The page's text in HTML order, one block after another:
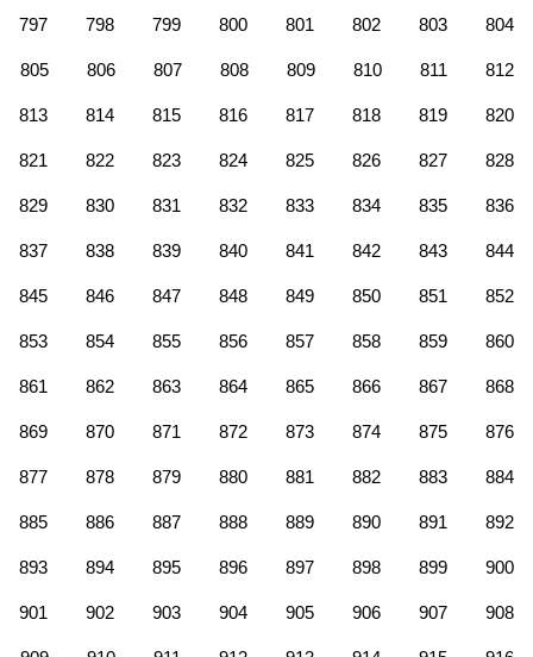
797 798 799 800 801 802 803 804
805 806 807 808 809 810 811 812
813 814 815 816 817 818 819 820
821 822 823 824 825 826 827 828
829 830 831 832 833 834 835 836
837 838 839 840 841 842 843 844
845 846 847 848 849 850 851 852
853 854 855 856 857 858 859 860
861 862 863 864 865 866 867 868
869 870 871 872 873 874 875 876
877 878 879 880 881 882 883 884
885 886 887 888 889 890 891 892
893 894 895 896 897 898 899 900
901 902 903 904 905 906 907 908